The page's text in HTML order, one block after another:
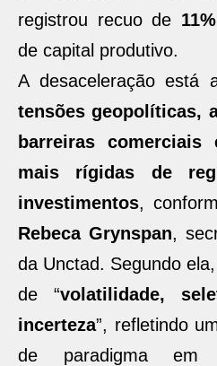
registrou recuo de 11%
de capital produtivo.
A desaceleração está
tensões geopolíticas,
barreiras comerciais
mais rígidas de
investimentos,
Rebeca Grynspan,
da Unctad. Segundo
de “volatilidade,
incerteza”, refletindo
de paradigma